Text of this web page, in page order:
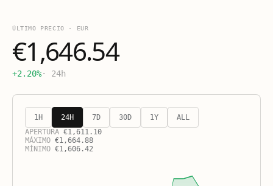
ÚLTIMO PRECIO · EUR
€1,646.54
+2.20%· 24h
1H 24H 7D 30D 1Y
ALL
APERTURA €1,611.10
MÁXIMO €1,664.88
MÍNIMO €1,606.42